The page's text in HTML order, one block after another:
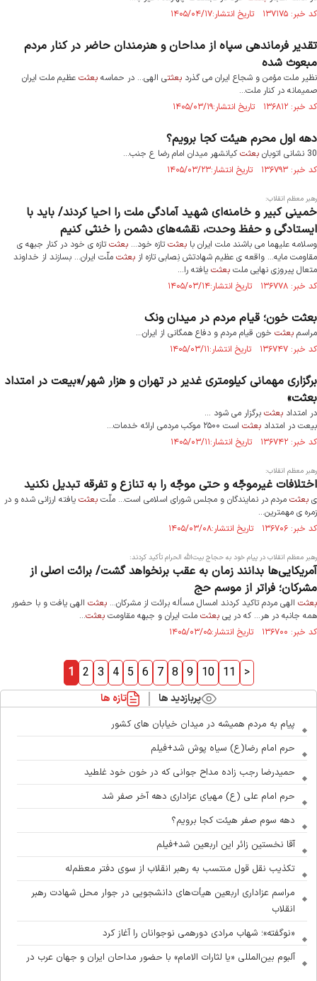
کد خبر: ۱۳۷۱۷۵ تاریخ انتشار:۱۴۰۵/۰۴/۱۷
تقدیر فرماندهی سپاه از مداحان و هنرمندان حاضر در کنار مردم
مبعوث شده
نظیر ملت مؤمن و شجاع ایران می گذرد بعثتی الهی... در حماسه بعثت عظیم ملت ایران
صمیمانه در کنار ملت...
کد خبر: ۱۳۶۸۱۲ تاریخ انتشار:۱۴۰۵/۰۳/۱۹
دهه اول محرم هیئت کجا برویم؟
30 نشانی اتوبان بعثت کیانشهر میدان امام رضا ع جنب...
کد خبر: ۱۳۶۷۹۳ تاریخ انتشار:۱۴۰۵/۰۳/۲۳
رهبر معظم انقلاب:
خمینی کبیر و خامنه‌ای شهید آمادگی ملت را احیا کردند/ باید با
ایستادگی و حفظ وحدت، نقشه‌های دشمن را خنثی کنیم
وسلامه علیهما می باشند ملت ایران با بعثتتازه خود... بعثتتازه ی خود در کنار جبهه ی
مقاومت مایه... واقعه ی عظیم شهادتش نِصابی تازه از بعثت ملّت ایران... بسازند از خداوند
متعال پیروزی نهایی ملت بعثت یافته را...
کد خبر: ۱۳۶۷۷۸ تاریخ انتشار:۱۴۰۵/۰۳/۱۴
بعثت خون؛ قیام مردم در میدان ونک
مراسم بعثت خون قیام مردم و دفاع همگانی از ایران...
کد خبر: ۱۳۶۷۴۷ تاریخ انتشار:۱۴۰۵/۰۳/۱۱
برگزاری مهمانی کیلومتری غدیر در تهران و هزار شهر/«بیعت در امتداد
بعثت»
در امتداد بعثت برگزار می شود ...
بیعت در امتداد بعثت است ۲۵۰۰ موکب مردمی ارائه خدمات...
کد خبر: ۱۳۶۷۴۲ تاریخ انتشار:۱۴۰۵/۰۳/۱۱
رهبر معظم انقلاب:
اختلافات غیرموجّه و حتی موجّه را به تنازع و تفرقه تبدیل نکنید
ی بعثت مردم در نمایندگان و مجلس شورای اسلامی است... ملّت بعثت یافته ارزانی شده و در
زمره ی مهمترین...
کد خبر: ۱۳۶۷۰۶ تاریخ انتشار:۱۴۰۵/۰۳/۰۸
رهبر معظم انقلاب در پیام خود به حجاج بیت‌الله الحرام تأکید کردند:
آمریکایی‌ها بدانند زمان به عقب برنخواهد گشت/ برائت اصلی از
مشرکان؛ فراتر از موسم حج
بعثت الهی مردم تاکید کردند امسال مسأله برائت از مشرکان... بعثت الهی یافت و با حضور
همه جانبه در هر... که در پی بعثت ملت ایران و جبهه مقاومت بعثت...
کد خبر: ۱۳۶۷۰۰ تاریخ انتشار:۱۴۰۵/۰۳/۰۵
1 2 3 4 5 6 7 8 9 10 11 >
پربازدید ها تازه ها
پیام به مردم همیشه در میدان خیابان های کشور
حرم امام رضا(ع) سیاه پوش شد+فیلم
حمیدرضا رجب زاده مداح جوانی که در خون خود غلطید
حرم امام علی (ع) مهیای عزاداری دهه آخر صفر شد
دهه سوم صفر هیئت کجا برویم؟
آقا نخستین زائر این اربعین شد+فیلم
تکذیب نقل قول منتسب به رهبر انقلاب از سوی دفتر معظم‌له
مراسم عزاداری اربعین هیأت‌های دانشجویی در جوار محل شهادت رهبر
انقلاب
«نوگفته»؛ شهاب مرادی دورهمی نوجوانان را آغاز کرد
آلبوم بین‌المللی «یا لثارات الامام» با حضور مداحان ایران و جهان عرب در